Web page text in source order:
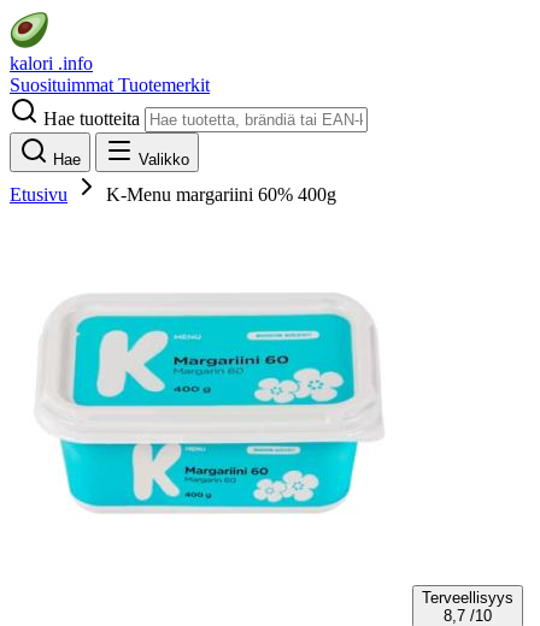
kalori .info
Suosituimmat Tuotemerkit
Hae tuotteita
Hae Valikko
Etusivu K-Menu margariini 60% 400g
Terveellisyys
8,7 /10